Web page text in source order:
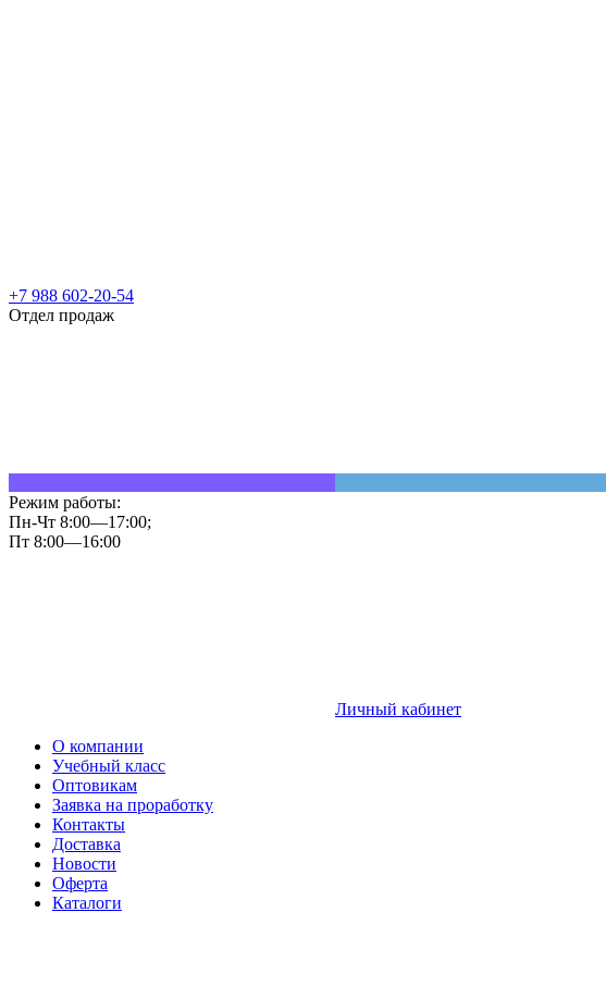
+7 988 602-20-54
Отдел продаж
Режим работы:
Пн-Чт 8:00—17:00;
Пт 8:00—16:00
Личный кабинет
О компании
Учебный класс
Оптовикам
Заявка на проработку
Контакты
Доставка
Новости
Оферта
Каталоги